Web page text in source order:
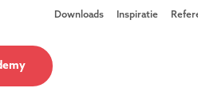
Downloads Inspiratie